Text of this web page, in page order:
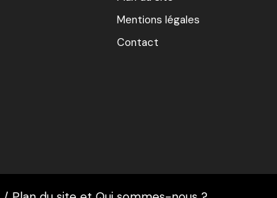
Mentions légales
Contact